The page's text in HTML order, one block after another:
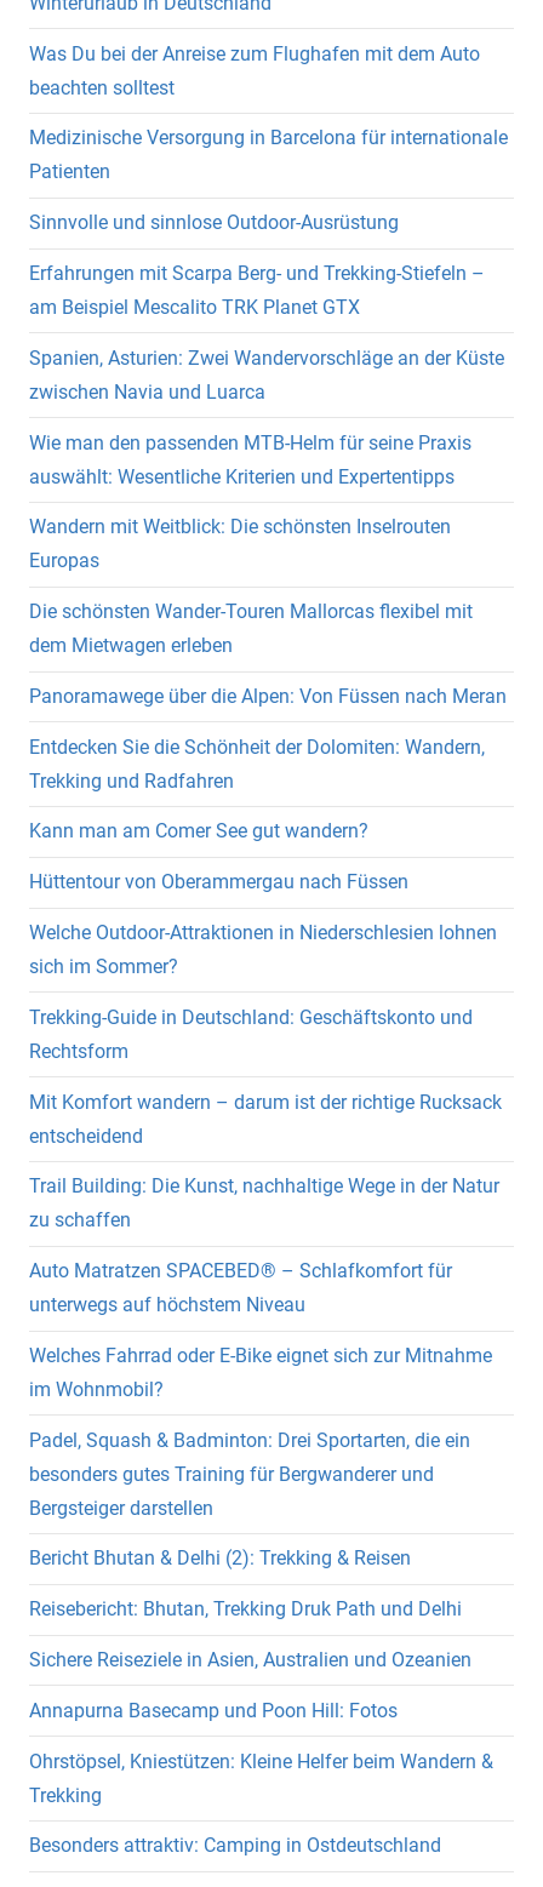
Was Du bei der Anreise zum Flughafen mit dem Auto
beachten solltest
Medizinische Versorgung in Barcelona für internationale
Patienten
Sinnvolle und sinnlose Outdoor-Ausrüstung
Erfahrungen mit Scarpa Berg- und Trekking-Stiefeln –
am Beispiel Mescalito TRK Planet GTX
Spanien, Asturien: Zwei Wandervorschläge an der Küste
zwischen Navia und Luarca
Wie man den passenden MTB-Helm für seine Praxis
auswählt: Wesentliche Kriterien und Expertentipps
Wandern mit Weitblick: Die schönsten Inselrouten
Europas
Die schönsten Wander-Touren Mallorcas flexibel mit
dem Mietwagen erleben
Panoramawege über die Alpen: Von Füssen nach Meran
Entdecken Sie die Schönheit der Dolomiten: Wandern,
Trekking und Radfahren
Kann man am Comer See gut wandern?
Hüttentour von Oberammergau nach Füssen
Welche Outdoor-Attraktionen in Niederschlesien lohnen
sich im Sommer?
Trekking-Guide in Deutschland: Geschäftskonto und
Rechtsform
Mit Komfort wandern – darum ist der richtige Rucksack
entscheidend
Trail Building: Die Kunst, nachhaltige Wege in der Natur
zu schaffen
Auto Matratzen SPACEBED® – Schlafkomfort für
unterwegs auf höchstem Niveau
Welches Fahrrad oder E-Bike eignet sich zur Mitnahme
im Wohnmobil?
Padel, Squash & Badminton: Drei Sportarten, die ein
besonders gutes Training für Bergwanderer und
Bergsteiger darstellen
Bericht Bhutan & Delhi (2): Trekking & Reisen
Reisebericht: Bhutan, Trekking Druk Path und Delhi
Sichere Reiseziele in Asien, Australien und Ozeanien
Annapurna Basecamp und Poon Hill: Fotos
Ohrstöpsel, Kniestützen: Kleine Helfer beim Wandern &
Trekking
Besonders attraktiv: Camping in Ostdeutschland